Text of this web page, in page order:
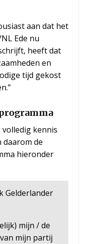
aan dat het
Ede nu
heeft dat
en
tijd gekost
kennis
daarom de
hieronder
Gelderlander
mijn / de
mijn partij